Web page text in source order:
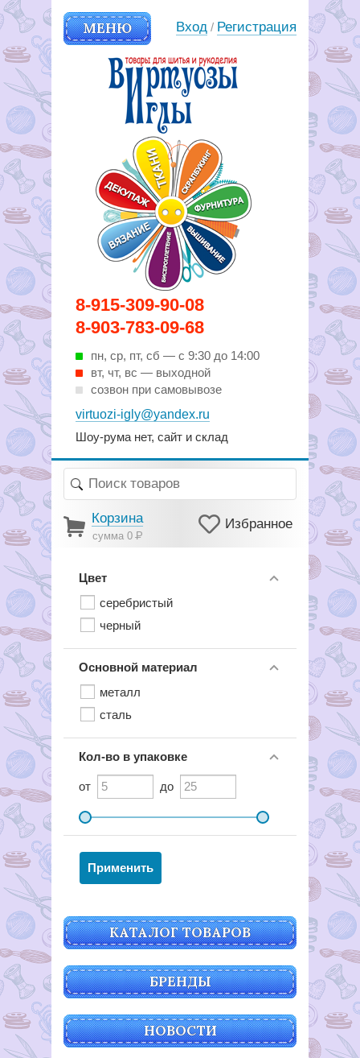
8-915-309-90-08
8-903-783-09-68
пн, ср, пт, cб — с 9:30 до 14:00
вт, чт, вс — выходной
созвон при самовывозе
virtuozi-igly@yandex.ru
Шоу-рума нет, сайт и склад
МЕНЮ
Вирутозы иглы. Товары для
шитья и рукоделья
Вход / Регистрация
Корзина
сумма 0Р
Избранное
Цвет
серебристый
черный
Основной материал
металл
сталь
Кол-во в упаковке
от до
КАТАЛОГ ТОВАРОВ
БРЕНДЫ
НОВОСТИ